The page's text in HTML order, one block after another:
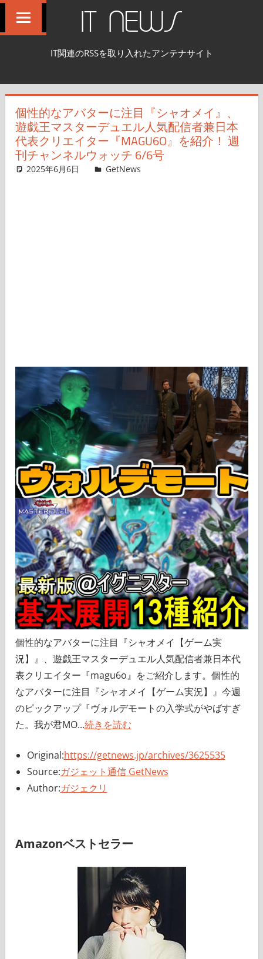
へ
IT NEWS
IT関連のRSSを取り入れたアンテナサイト
個性的なアバターに注目『シャオメイ』、
遊戯王マスターデュエル人気配信者兼日本
代表クリエイター『MAGU6O』を紹介！ 週
刊チャンネルウォッチ 6/6号
2025年6月6日 ガジェクリ
GetNews
個性的なアバターに注目『シャオメイ【ゲーム実
況】』、遊戯王マスターデュエル人気配信者兼日本代
表クリエイター『magu6o』をご紹介します。個性的
なアバターに注目『シャオメイ【ゲーム実況】』今週
のピックアップ『ヴォルデモートの入学式がやばすぎ
た。我が君MO...続きを読む
Original:https://getnews.jp/archives/3625535
Source:ガジェット通信 GetNews
Author:ガジェクリ
Amazonベストセラー